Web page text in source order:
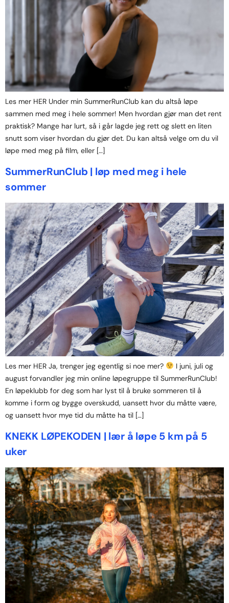
Les mer HER Under min SummerRunClub kan du altså løpe
sammen med meg i hele sommer! Men hvordan gjør man det rent
praktisk? Mange har lurt, så i går lagde jeg rett og slett en liten
snutt som viser hvordan du gjør det. Du kan altså velge om du vil
løpe med meg på film, eller […]
SummerRunClub | løp med meg i hele
sommer
Les mer HER Ja, trenger jeg egentlig si noe mer?
I juni, juli og
august forvandler jeg min online løpegruppe til SummerRunClub!
En løpeklubb for deg som har lyst til å bruke sommeren til å
komme i form og bygge overskudd, uansett hvor du måtte være,
og uansett hvor mye tid du måtte ha til […]
KNEKK LØPEKODEN | lær å løpe 5 km på 5
uker